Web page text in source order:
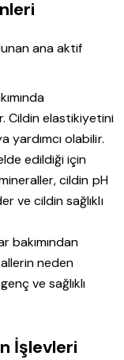
ana aktif
Cildin elastikiyetini
yardımcı olabilir.
edildiği için
cildin pH
ve cildin sağlıklı
bakımından
neden
ve sağlıklı
İşlevleri